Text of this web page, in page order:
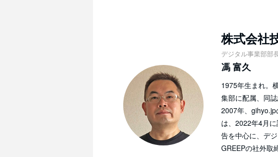
株式会社
デジタル事業部部
馮 富久
1975年生まれ。
集部に配属、同
2007年、
は、2022年4月
告を中心に、デ
GREEPの社外取